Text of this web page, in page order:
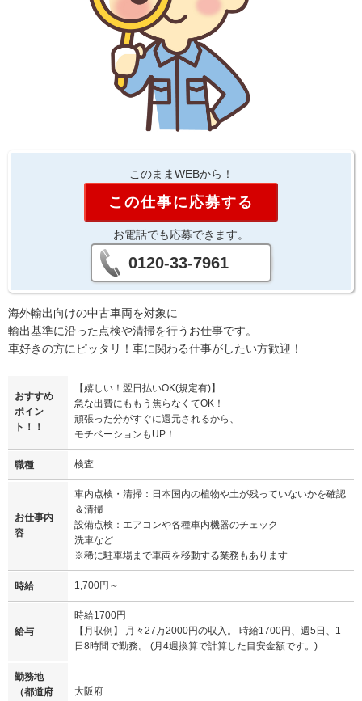
このままWEBから！
この仕事に応募する
お電話でも応募できます。
0120-33-7961
海外輸出向けの中古車両を対象に
輸出基準に沿った点検や清掃を行うお仕事です。
車好きの方にピッタリ！車に関わる仕事がしたい方歓迎！
おすすめ
ポイン
ト！！
【嬉しい！翌日払いOK(規定有)】
急な出費にももう焦らなくてOK！
頑張った分がすぐに還元されるから、
モチベーションもUP！
職種 検査
お仕事内
容
車内点検・清掃：日本国内の植物や土が残っていないかを確認
＆清掃
設備点検：エアコンや各種車内機器のチェック
洗車など…
※稀に駐車場まで車両を移動する業務もあります
時給 1,700円～
給与
時給1700円
【月収例】 月々27万2000円の収入。 時給1700円、週5日、1
日8時間で勤務。 (月4週換算で計算した目安金額です。)
勤務地
（都道府
大阪府